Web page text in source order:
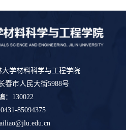
学材料科学与工程学院
春市人民大街5988号
：130022
85094375